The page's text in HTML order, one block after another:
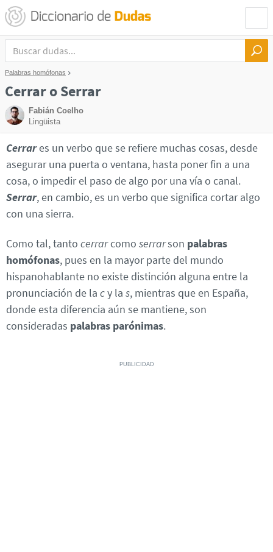
Palabras homófonas
Cerrar o Serrar
Fabián Coelho
Lingüista
Cerrares un verbo que se refiere muchas cosas, desde
asegurar una puerta o ventana, hasta poner fin a una
cosa, o impedir el paso de algo por una vía o canal.
Serrar, en cambio, es un verbo que significa cortar algo
con una sierra.
Como tal, tanto cerrarcomo serrarson palabras
homófonas, pues en la mayor parte del mundo
hispanohablante no existe distinción alguna entre la
pronunciación de la cy la s, mientras que en España,
donde esta diferencia aún se mantiene, son
consideradas palabras parónimas.